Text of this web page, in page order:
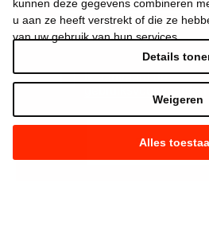
kunnen deze gegevens combineren
u aan ze heeft verstrekt of die ze
van uw gebruik van hun services.
Alles
Weigeren
Details
Ik aanvaard de